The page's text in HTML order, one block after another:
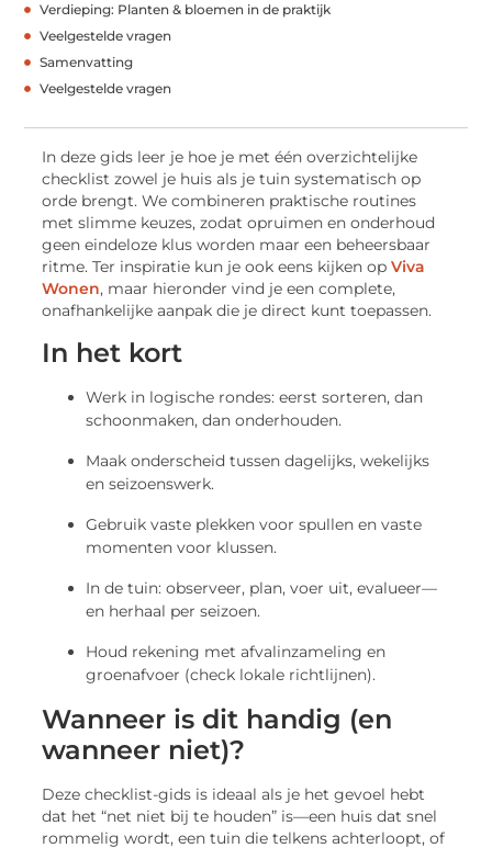
Verdieping: Planten & bloemen in de praktijk
Veelgestelde vragen
Samenvatting
Veelgestelde vragen
In deze gids leer je hoe je met één overzichtelijke
checklist zowel je huis als je tuin systematisch op
orde brengt. We combineren praktische routines
met slimme keuzes, zodat opruimen en onderhoud
geen eindeloze klus worden maar een beheersbaar
ritme. Ter inspiratie kun je ook eens kijken opViva
Wonen, maar hieronder vind je een complete,
onafhankelijke aanpak die je direct kunt toepassen.
In het kort
Werk in logische rondes: eerst sorteren, dan
schoonmaken, dan onderhouden.
Maak onderscheid tussen dagelijks, wekelijks
en seizoenswerk.
Gebruik vaste plekken voor spullen en vaste
momenten voor klussen.
In de tuin: observeer, plan, voer uit, evalueer—
en herhaal per seizoen.
Houd rekening met afvalinzameling en
groenafvoer (check lokale richtlijnen).
Wanneer is dit handig (en
wanneer niet)?
Deze checklist-gids is ideaal als je het gevoel hebt
dat het “net niet bij te houden” is—een huis dat snel
rommelig wordt, een tuin die telkens achterloopt, of